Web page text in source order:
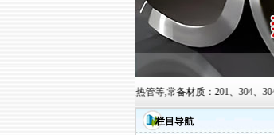
高压加氢管、尿素钢换热管等,常备材质：201、304、
栏目导航